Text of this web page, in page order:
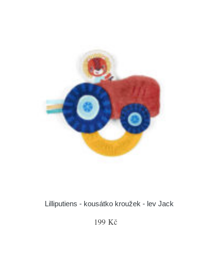
Lilliputiens - kousátko kroužek - lev Jack
199 Kč